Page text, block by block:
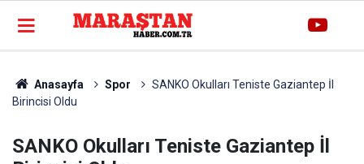
Anasayfa Spor
SANKO Okulları Teniste Gaziantep İl
Birincisi Oldu
SANKO Okulları Teniste Gaziantep İl